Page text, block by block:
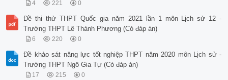
D. 4,2,3,1.
Câu 16. Nhận định nào đánh giá không đúng ý nghĩa của
Điện Biên Phủ 1954?
A. buộc Pháp phải chấm dứt chiến tranh xâm lược, rút hết
C. giáng đòn quyết định vào ý chí xâm lược của thực dân
D. tạo điều kiện thuận lợi cho cuộc đấu tranh ngoại giao
lợi.
4 221 0
Đề thi thử THPT Quốc gia năm 2021 lần 1 môn Lịch sử 12 -
Trường THPT Lê Thành Phương (Có đáp án)
6 220 0
Đề khảo sát năng lực tốt nghiệp THPT năm 2020 môn Lịch sử -
Trường THPT Ngô Gia Tự (Có đáp án)
17 215 0